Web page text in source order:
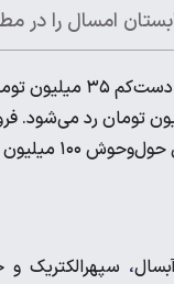
امسال را در
قیمت کولر آبی
، سپهرالکتریک و